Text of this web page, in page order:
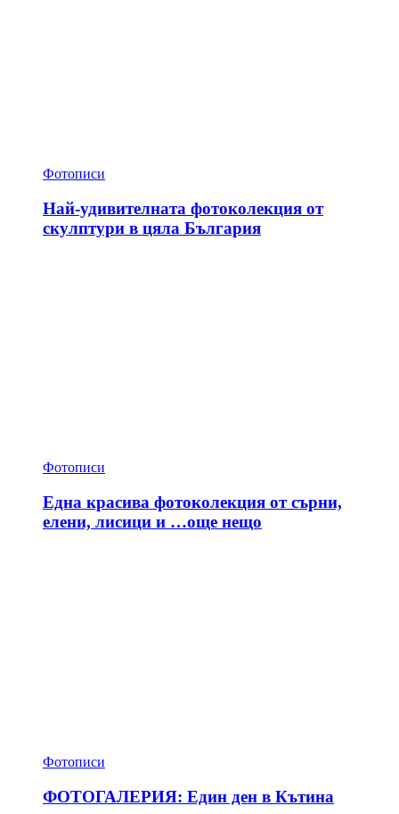
Фотописи
Най-удивителната фотоколекция от
скулптури в цяла България
Фотописи
Една красива фотоколекция от сърни,
елени, лисици и …още нещо
Фотописи
ФОТОГАЛЕРИЯ: Един ден в Кътина